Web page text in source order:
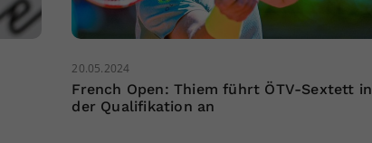
20.05.2024
French Open: Thiem führt ÖTV-Sextett in
der Qualifikation an